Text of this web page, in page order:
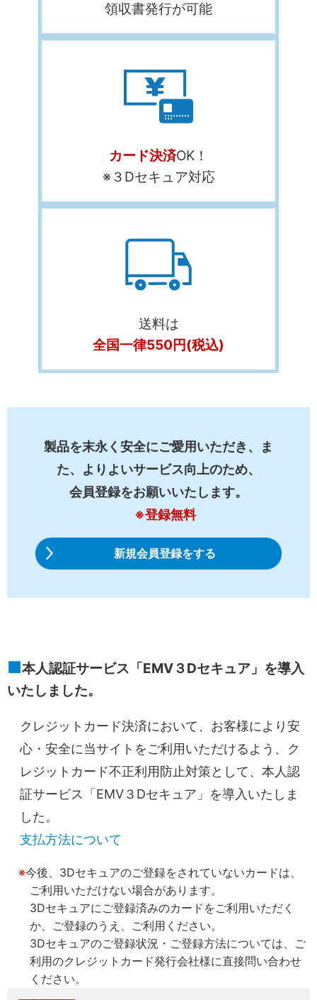
領収書発行が可能
カード決済OK！
※３Dセキュア対応
送料は
全国一律550円(税込)
製品を末永く安全にご愛用いただき、ま
た、よりよいサービス向上のため、
会員登録をお願いいたします。
登録無料
新規会員登録をする
本人認証サービス「EMV３Dセキュア」を導入
いたしました。
クレジットカード決済において、お客様により安
心・安全に当サイトをご利用いただけるよう、ク
レジットカード不正利用防止対策として、本人認
証サービス「EMV３Dセキュア」を導入いたしま
した。
支払方法について
今後、3Dセキュアのご登録をされていないカードは、
ご利用いただけない場合があります。
3Dセキュアにご登録済みのカードをご利用いただく
か、ご登録のうえ、ご利用ください。
3Dセキュアのご登録状況・ご登録方法については、ご
利用のクレジットカード発行会社様に直接問い合わせ
ください。